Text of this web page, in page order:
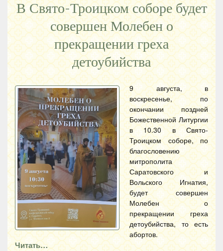
В Свято-Троицком соборе будет
совершен Молебен о
прекращении греха
детоубийства
9 августа, в
воскресенье, по
окончании поздней
Божественной Литургии
в 10.30 в Свято-
Троицком соборе, по
благословению
митрополита
Саратовского и
Вольского Игнатия,
будет совершен
Молебен о
прекращении греха
детоубийства, то есть
абортов.
Читать…